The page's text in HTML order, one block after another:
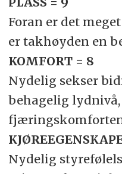
Foran er det
er takhøyden en
KOMFORT = 8
Nydelig sekser
behagelig lydnivå,
Nydelig